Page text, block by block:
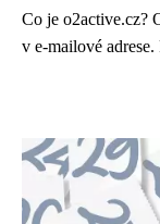
Co je o2active.cz?
v e-mailové